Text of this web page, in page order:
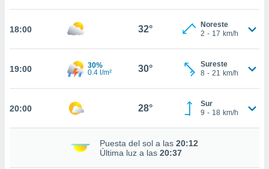
o
aunque
no
Puedes
acceder a
18:00 32°
Noreste
2 - 17 km/h
19:00
30%
0.4 l/m²
30°
Sureste
8 - 21 km/h
20:00 28°
Sur
9 - 18 km/h
Puesta del sol a las 20:12
Última luz a las 20:37